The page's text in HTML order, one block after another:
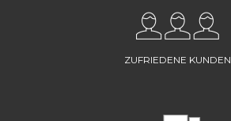
ZUFRIEDENE KUNDEN